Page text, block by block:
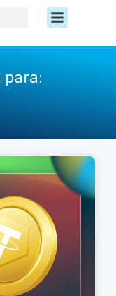
Menú
para: